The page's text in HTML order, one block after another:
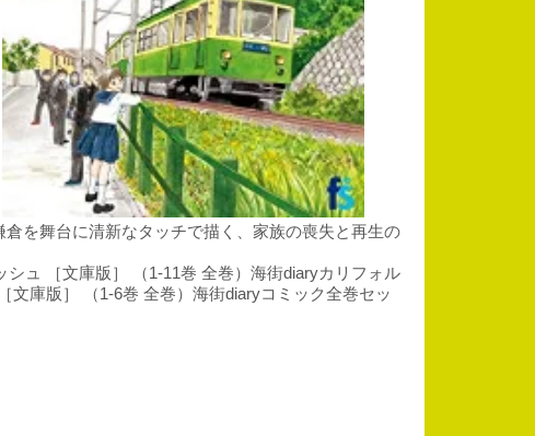
を舞台に清新なタッチで描く、家族の喪失と再生の
ュ ［文庫版］ （1-11巻 全巻）海街diaryカリフォル
庫版］ （1-6巻 全巻）海街diaryコミック全巻セッ